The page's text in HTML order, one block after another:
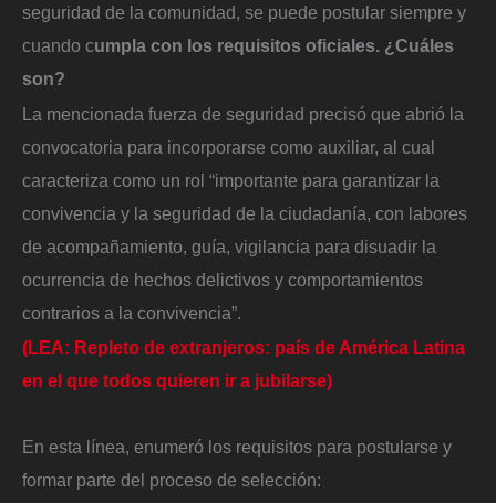
seguridad de la comunidad, se puede postular siempre y
cuando cumpla con los requisitos oficiales. ¿Cuáles
son?
La mencionada fuerza de seguridad precisó que abrió la
convocatoria para incorporarse como auxiliar, al cual
caracteriza como un rol “importante para garantizar la
convivencia y la seguridad de la ciudadanía, con labores
de acompañamiento, guía, vigilancia para disuadir la
ocurrencia de hechos delictivos y comportamientos
contrarios a la convivencia”.
(LEA: Repleto de extranjeros: país de América Latina
en el que todos quieren ir a jubilarse)
En esta línea, enumeró los requisitos para postularse y
formar parte del proceso de selección: